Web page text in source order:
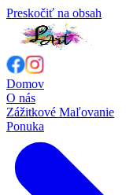
Preskočiť na obsah
Domov
O nás
Zážitkové Maľovanie
Ponuka